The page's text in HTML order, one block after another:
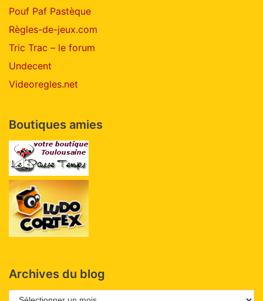
Pouf Paf Pastèque
Règles-de-jeux.com
Tric Trac – le forum
Undecent
Videoregles.net
Boutiques amies
Archives du blog